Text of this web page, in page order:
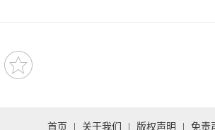
首页 关于我们 版权声明 免责